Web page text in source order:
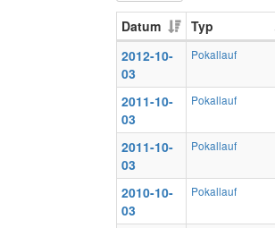
Datum Typ
2012-10-
03
Pokallauf
2011-10-
03
Pokallauf
2011-10-
03
Pokallauf
2010-10-
03
Pokallauf